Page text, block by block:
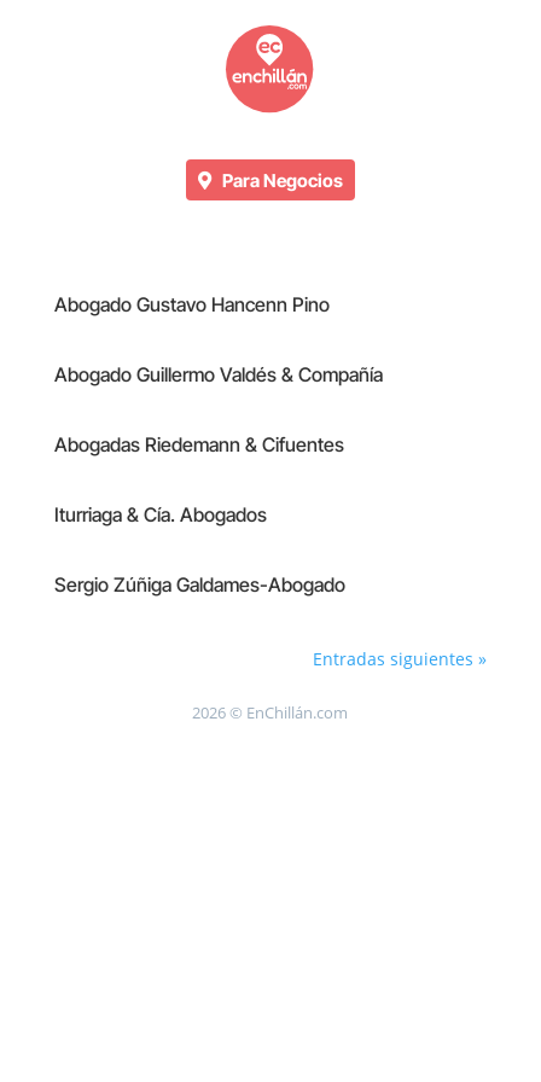
Para Negocios
Abogado Gustavo Hancenn Pino
Abogado Guillermo Valdés & Compañía
Abogadas Riedemann & Cifuentes
Iturriaga & Cía. Abogados
Sergio Zúñiga Galdames-Abogado
Entradas siguientes »
2026 © EnChillán.com